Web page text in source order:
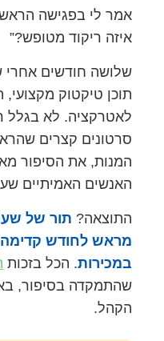
אמר לי בפגישה
איזה ריקוד מטופש?”
שלושה חודשים אחרי
תוכן טיקטוק
לאטרקציה. לא בגלל
סרטונים קצרים
המנות, את הסיפור
האנשים האמיתיים
התוצאה? תור של
במכירות. הכל בזכות
שהתמקדה בסיפור,
הקהל.